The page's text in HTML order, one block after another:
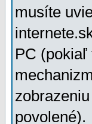
musíte
PC (pokiaľ
povolené).